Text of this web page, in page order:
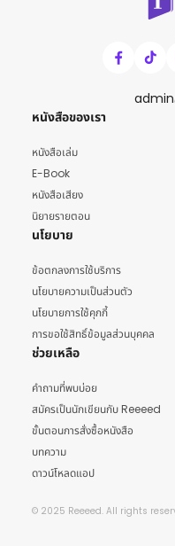
หนังสือของเรา
หนังสือเล่ม
E-Book
หนังสือเสียง
นิยายรายตอน
นโยบาย
ข้อตกลงการใช้บริการ
นโยบายความเป็นส่วนตัว
นโยบายการใช้คุกกี้
การขอใช้สิทธิ์ข้อมูลส่วนบุคคล
ช่วยเหลือ
คำถามที่พบบ่อย
สมัครเป็นนักเขียนกับ Reeeed
ขั้นตอนการสั่งซื้อหนังสือ
บทความ
ดาวน์โหลดแอป
© 2025 Reeeed. All rights